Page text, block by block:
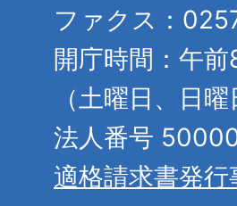
ファクス：
開庁時間：午
（土曜日、日
法人番号
適格請求書発